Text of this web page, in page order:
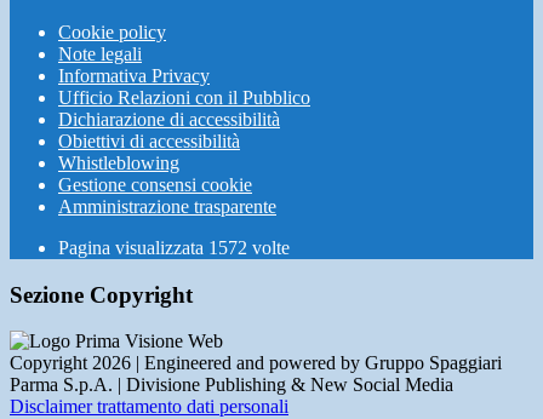
Cookie policy
Note legali
Informativa Privacy
Ufficio Relazioni con il Pubblico
Dichiarazione di accessibilità
Obiettivi di accessibilità
Whistleblowing
Gestione consensi cookie
Amministrazione trasparente
Pagina visualizzata 1572 volte
Sezione Copyright
Copyright 2026 | Engineered and powered by Gruppo Spaggiari
Parma S.p.A. | Divisione Publishing & New Social Media
Disclaimer trattamento dati personali